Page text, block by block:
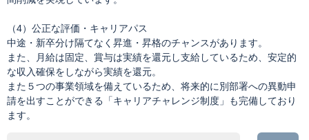
（4）公正な評価・キャリアパス
中途・新卒分け隔てなく昇進・昇格のチャンスがあります。
また、月給は固定、賞与は実績を還元し支給しているため、安定的
な収入確保をしながら実績を還元。
また５つの事業領域を備えているため、将来的に別部署への異動申
請を出すことができる「キャリアチャレンジ制度」も完備しており
ます。